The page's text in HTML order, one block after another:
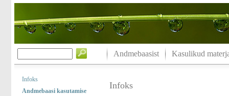
Andmebaasist Kasulikud
Infoks
Andmebaasi kasutamise
Infoks